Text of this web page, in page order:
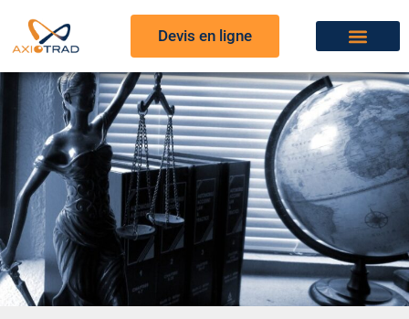
Devis en ligne